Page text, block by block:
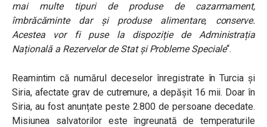
mai multe tipuri de produse de cazarmament,
îmbrăcăminte dar și produse alimentare, conserve.
Acestea vor fi puse la dispoziție de Administrația
Națională a Rezervelor de Stat și Probleme Speciale“.
Reamintim că numărul deceselor înregistrate în Turcia și
Siria, afectate grav de cutremure, a depășit 16 mii. Doar în
Siria, au fost anunțate peste 2.800 de persoane decedate.
Misiunea salvatorilor este îngreunată de temperaturile